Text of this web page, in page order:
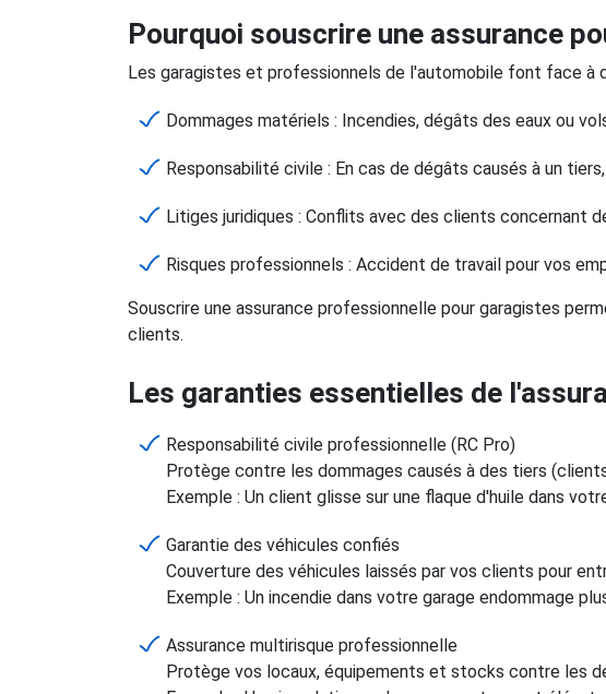
Pourquoi souscrire une assurance
Les garagistes et professionnels de l'automobile font face à
Dommages matériels : Incendies, dégâts des eaux ou
Responsabilité civile : En cas de dégâts causés à un
Litiges juridiques : Conflits avec des clients concernant
Risques professionnels : Accident de travail pour vos
Souscrire une assurance professionnelle pour garagistes
clients.
Les garanties essentielles de
Responsabilité civile professionnelle (RC Pro)
Protège contre les dommages causés à des tiers
Exemple : Un client glisse sur une flaque d'huile dans
Garantie des véhicules confiés
Couverture des véhicules laissés par vos clients pour
Exemple : Un incendie dans votre garage endommage
Assurance multirisque professionnelle
Protège vos locaux, équipements et stocks contre les